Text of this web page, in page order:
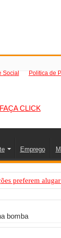
Social Politica de
Emprego
preferem
em Porto
bomba